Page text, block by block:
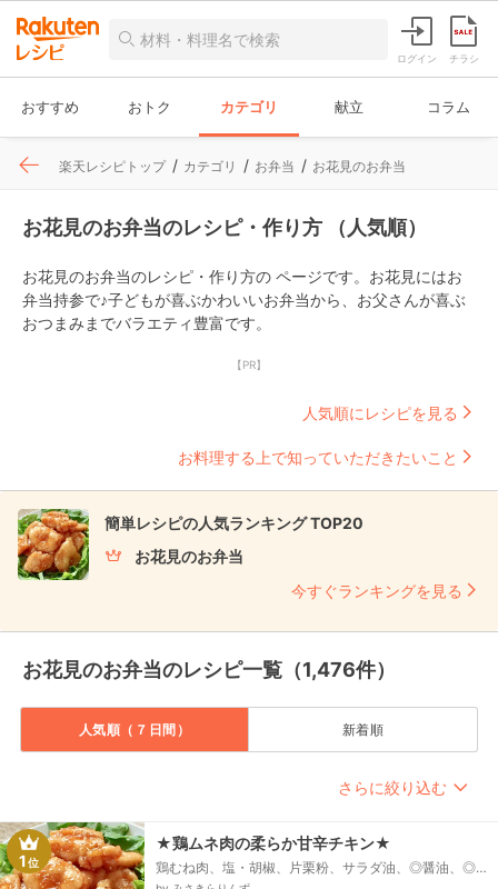
ログイン チラシ
おすすめ おトク カテゴリ 献立 コラム
楽天レシピトップ カテゴリ お弁当 お花見のお弁当
お花見のお弁当のレシピ・作り方 （人気順）
お花見のお弁当のレシピ・作り方の ページです。お花見にはお
弁当持参で♪子どもが喜ぶかわいいお弁当から、お父さんが喜ぶ
おつまみまでバラエティ豊富です。
【PR】
人気順にレシピを見る
お料理する上で知っていただきたいこと
簡単レシピの人気ランキング TOP20
お花見のお弁当
今すぐランキングを見る
お花見のお弁当のレシピ一覧（1,476件）
人気順（７日間） 新着順
さらに絞り込む
1位
★鶏ムネ肉の柔らか甘辛チキン★
鶏むね肉、塩・胡椒、片栗粉、サラダ油、◎醤油、◎
酒、◎みりん、◎砂糖、◎おろしニンニク、◎おろし生